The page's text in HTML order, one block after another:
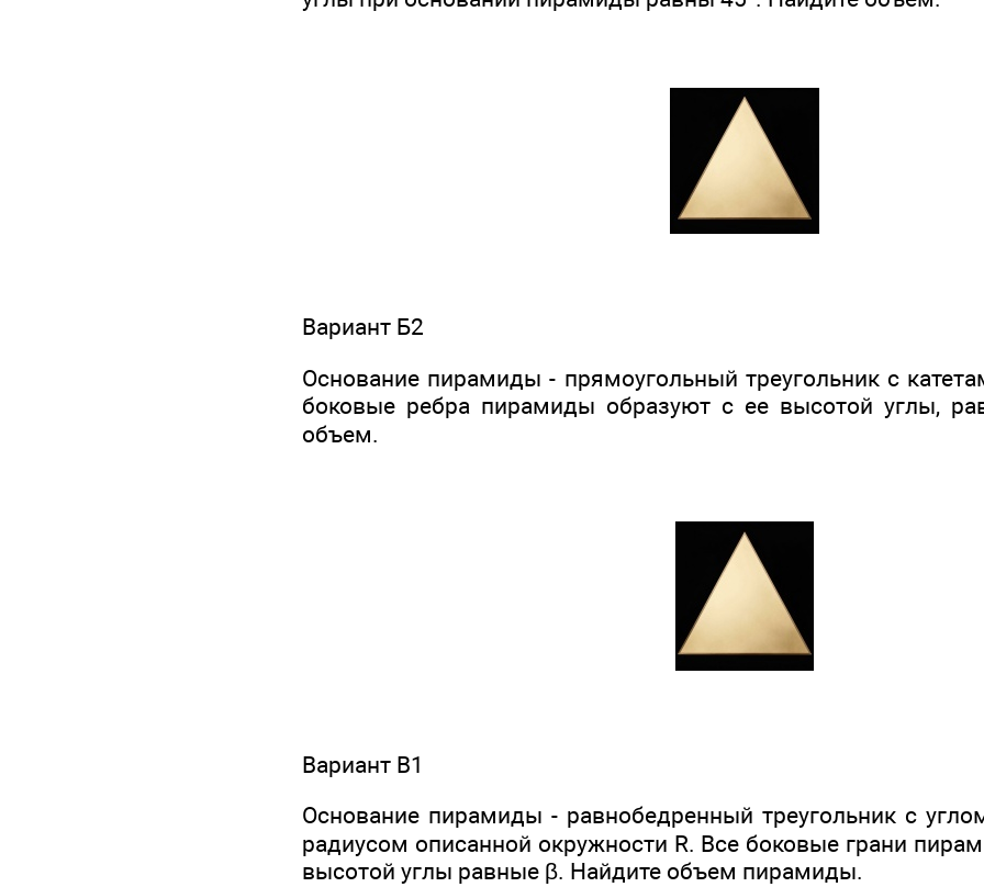
Вариант Б2
Основание пирамиды - прямоугольный треугольник с
боковые ребра пирамиды образуют с ее высотой углы,
объем.
Вариант В1
Основание пирамиды - равнобедренный треугольник с
радиусом описанной окружности R. Все боковые грани
высотой углы равные β. Найдите объем пирамиды.